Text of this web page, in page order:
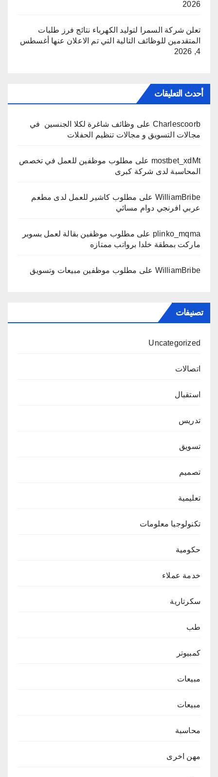
2026
تعلن شركة السمرا لتوليد الكهرباء نتائج فرز طلبات
المتقدمين للوظائف التالية التي تم الاعلان عنها أغسطس
4, 2026
أحدث التعليقات
Charlescoorb على وظائف شاغرة لكلا الجنسين في
مجالات التسويق و مجالات تنظيم الحفلات
mostbet_xdMt على مطلوب موظفين للعمل في تخصص
المحاسبة لدى شركة كبرى
WilliamBribe على مطلوب كاشير للعمل لدى مطعم
عربي افرنجي دوام مسائي
plinko_mqma على مطلوب موظفين بقالة لعمل بسوبر
ماركت بمطقة خلدا برواتب ممتازه
WilliamBribe على مطلوب موظفين مبيعات وتسويق
تصنيفات
Uncategorized
اتصالات
استقبال
تدريس
تسويق
تصميم
تعليمية
تكنولوجيا معلومات
حكومية
خدمة عملاء
سكرتارية
طب
كمبيوتر
مبيعات
مبيعات
محاسبة
مهن اخرى